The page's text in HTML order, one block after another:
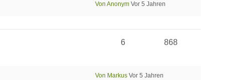
Von Anonym Vor 5 Jahren
868
6
Von Markus Vor 5 Jahren